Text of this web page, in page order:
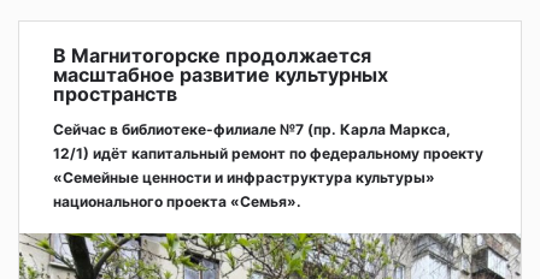
В Магнитогорске продолжается
масштабное развитие культурных
пространств
Сейчас в библиотеке-филиале №7 (пр. Карла Маркса,
12/1) идёт капитальный ремонт по федеральному проекту
«Семейные ценности и инфраструктура культуры»
национального проекта «Семья».